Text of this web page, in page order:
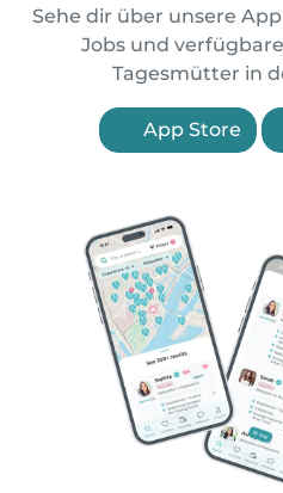
Sehe dir über unsere
Jobs und
Tagesmütter in
App Store